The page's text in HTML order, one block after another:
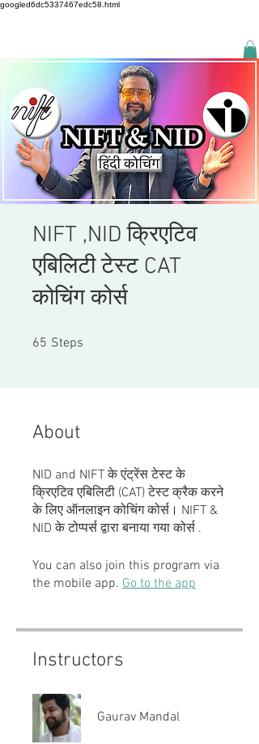
googled6dc5337467edc58.html
NIFT ,NID क्रिएटिव
एबिलिटी टेस्ट CAT
कोचिंग कोर्स
65 Steps
About
NID and NIFT के एंट्रेंस टेस्ट के
क्रिएटिव एबिलिटी (CAT) टेस्ट क्रैक करने
के लिए ऑनलाइन कोचिंग कोर्स। NIFT &
NID के टोप्पर्स द्वारा बनाया गया कोर्स .
You can also join this program via
the mobile app. Go to the app
Instructors
Gaurav Mandal